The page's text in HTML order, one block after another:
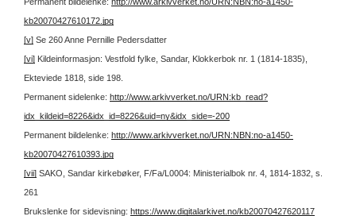
kb20070427610172.jpg
[v] Se 260 Anne Pernille Pedersdatter
[vi] Kildeinformasjon: Vestfold fylke, Sandar, Klokkerbok nr. 1 (1814-1835),
Ekteviede 1818, side 198.
Permanent sidelenke: http://www.arkivverket.no/URN:kb_read?
idx_kildeid=8226&idx_id=8226&uid=ny&idx_side=-200
Permanent bildelenke: http://www.arkivverket.no/URN:NBN:no-a1450-
kb20070427610393.jpg
[vii] SAKO, Sandar kirkebøker, F/Fa/L0004: Ministerialbok nr. 4, 1814-1832, s.
261
Brukslenke for sidevisning: https://www.digitalarkivet.no/kb20070427620117